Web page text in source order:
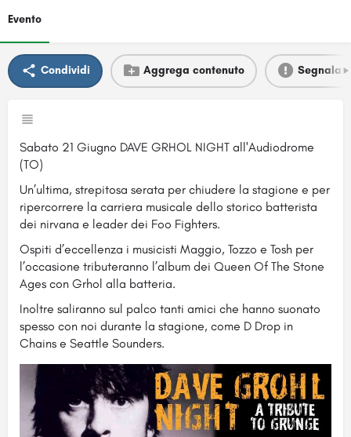
Evento
Condividi Aggrega contenuto Segnala
Sabato 21 Giugno DAVE GRHOL NIGHT all'Audiodrome
(TO)
Un’ultima, strepitosa serata per chiudere la stagione e per
ripercorrere la carriera musicale dello storico batterista
dei nirvana e leader dei Foo Fighters.
Ospiti d’eccellenza i musicisti Maggio, Tozzo e Tosh per
l’occasione tributeranno l’album dei Queen Of The Stone
Ages con Grhol alla batteria.
Inoltre saliranno sul palco tanti amici che hanno suonato
spesso con noi durante la stagione, come D Drop in
Chains e Seattle Sounders.